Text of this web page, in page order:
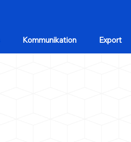
Kommunikation Export